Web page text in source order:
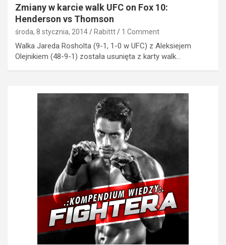
Zmiany w karcie walk UFC on Fox 10:
Henderson vs Thomson
środa, 8 stycznia, 2014 Rabittt 1 Comment
Walka Jareda Rosholta (9-1, 1-0 w UFC) z Aleksiejem
Olejnikiem (48-9-1) została usunięta z karty walk…